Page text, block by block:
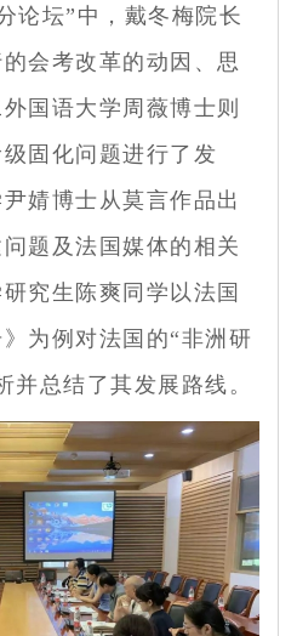
论坛”中，戴冬梅院长
会考改革的动因、思
国语大学周薇博士则
固化问题进行了发
婧博士从莫言作品出
题及法国媒体的相关
究生陈爽同学以法国
为例对法国的“非洲研
并总结了其发展路线。